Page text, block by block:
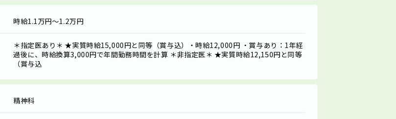
時給1.1万円～1.2万円
＊指定医あり＊ ★実質時給15,000円と同等（賞与込）・時給12,000円 ・賞与あり：1年経
過後に、時給換算3,000円で年間勤務時間を計算 ＊非指定医＊ ★実質時給12,150円と同等
（賞与込
精神科